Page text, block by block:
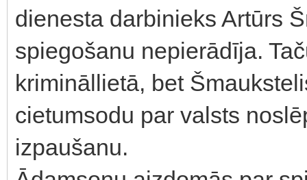
dienesta darbinieks Artūrs
spiegošanu nepierādīja.
krimināllietā, bet
cietumsodu par valsts
izpaušanu.